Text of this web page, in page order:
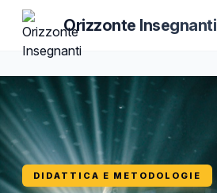
Orizzonte Insegnanti
DIDATTICA E METODOLOGIE